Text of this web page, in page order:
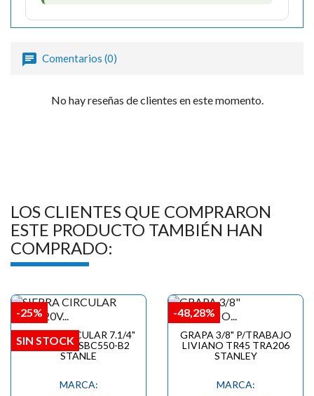
Comentarios (0)
No hay reseñas de clientes en este momento.
LOS CLIENTES QUE COMPRARON
ESTE PRODUCTO TAMBIÉN HAN
COMPRADO:
SIERRA CIRCULAR 7.1/4"
20V S/BAT SBC550-B2
STANLE
MARCA:
-25%
SIN STOCK
GRAPA 3/8" P/TRABAJO
LIVIANO TR45 TRA206
STANLEY
MARCA:
-48,28%